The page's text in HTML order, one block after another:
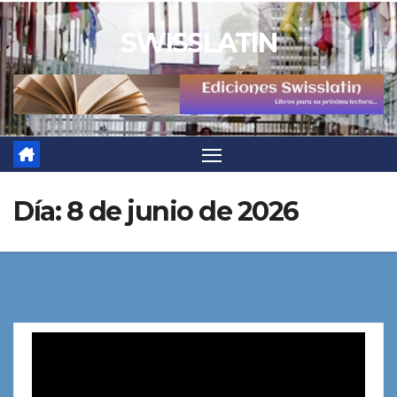
Saltar
al
contenido
SWISSLATIN
Día:8 de junio de 2026